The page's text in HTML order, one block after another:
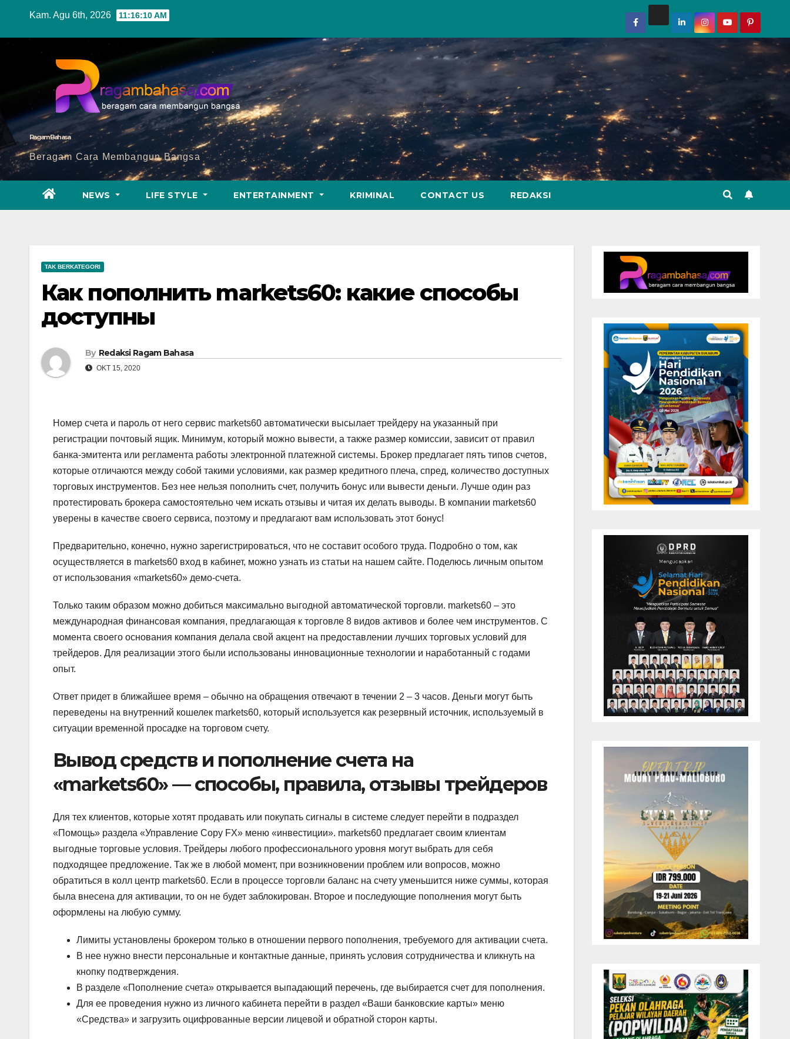
Kam. Agu 6th, 2026 11:16:12 AM
Ragam Bahasa
Beragam Cara Membangun Bangsa
NEWS LIFE STYLE ENTERTAINMENT KRIMINAL CONTACT US REDAKSI
TAK BERKATEGORI
Как пополнить markets60: какие способы
доступны
By Redaksi Ragam Bahasa
OKT 15, 2020
Номер счета и пароль от него сервис markets60 автоматически высылает трейдеру на указанный при
регистрации почтовый ящик. Минимум, который можно вывести, а также размер комиссии, зависит от правил
банка-эмитента или регламента работы электронной платежной системы. Брокер предлагает пять типов счетов,
которые отличаются между собой такими условиями, как размер кредитного плеча, спред, количество доступных
торговых инструментов. Без нее нельзя пополнить счет, получить бонус или вывести деньги. Лучше один раз
протестировать брокера самостоятельно чем искать отзывы и читая их делать выводы. В компании markets60
уверены в качестве своего сервиса, поэтому и предлагают вам использовать этот бонус!
Предварительно, конечно, нужно зарегистрироваться, что не составит особого труда. Подробно о том, как
осуществляется в markets60 вход в кабинет, можно узнать из статьи на нашем сайте. Поделюсь личным опытом
от использования «markets60» демо-счета.
Только таким образом можно добиться максимально выгодной автоматической торговли. markets60 – это
международная финансовая компания, предлагающая к торговле 8 видов активов и более чем инструментов. С
момента своего основания компания делала свой акцент на предоставлении лучших торговых условий для
трейдеров. Для реализации этого были использованы инновационные технологии и наработанный с годами
опыт.
Ответ придет в ближайшее время – обычно на обращения отвечают в течении 2 – 3 часов. Деньги могут быть
переведены на внутренний кошелек markets60, который используется как резервный источник, используемый в
ситуации временной просадке на торговом счету.
Вывод средств и пополнение счета на
«markets60» — способы, правила, отзывы трейдеров
Для тех клиентов, которые хотят продавать или покупать сигналы в системе следует перейти в подраздел
«Помощь» раздела «Управление Copy FX» меню «инвестиции». markets60 предлагает своим клиентам
выгодные торговые условия. Трейдеры любого профессионального уровня могут выбрать для себя
подходящее предложение. Так же в любой момент, при возникновении проблем или вопросов, можно
обратиться в колл центр markets60. Если в процессе торговли баланс на счету уменьшится ниже суммы, которая
была внесена для активации, то он не будет заблокирован. Второе и последующие пополнения могут быть
оформлены на любую сумму.
Лимиты установлены брокером только в отношении первого пополнения, требуемого для активации счета.
В нее нужно внести персональные и контактные данные, принять условия сотрудничества и кликнуть на
кнопку подтверждения.
В разделе «Пополнение счета» открывается выпадающий перечень, где выбирается счет для пополнения.
Для ее проведения нужно из личного кабинета перейти в раздел «Ваши банковские карты» меню
«Средства» и загрузить оцифрованные версии лицевой и обратной сторон карты.